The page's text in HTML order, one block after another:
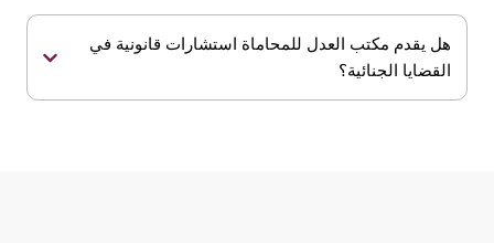
هل يقدم مكتب العدل للمحاماة استشارات قانونية في
القضايا الجنائية؟